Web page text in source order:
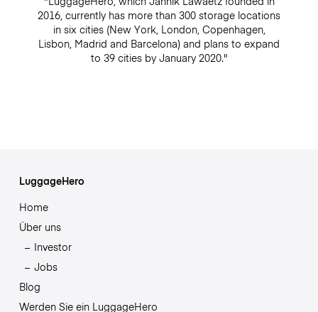
2016, currently has more than 300 storage locations
in six cities (New York, London, Copenhagen,
Lisbon, Madrid and Barcelona) and plans to expand
to 39 cities by January 2020."
LuggageHero
Home
Über uns
Investor
Jobs
Blog
Werden Sie ein LuggageHero